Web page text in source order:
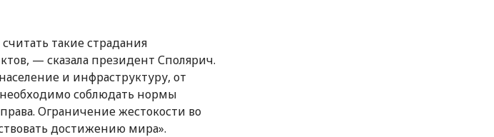
такие страдания
— сказала президент Сполярич.
и инфраструктуру, от
соблюдать нормы
Ограничение жестокости во
достижению мира».